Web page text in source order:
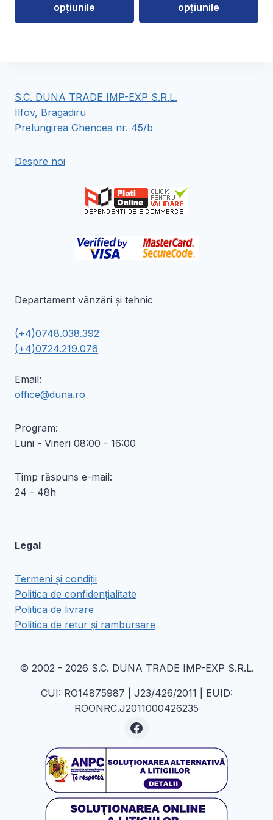
până
opțiunile
variații.
Opțiunile
pot
alese
opțiunile
variații.
pot
pagina
produsului.
S.C. DUNA TRADE IMP-EXP S.R.L.
Ilfov, Bragadiru
Prelungirea Ghencea nr. 45/b
Despre noi
Departament vânzări și tehnic
(+4)0748.038.392
(+4)0724.219.076
Email:
office@duna.ro
Program:
Luni - Vineri 08:00 - 16:00
Timp răspuns e-mail:
24 - 48h
Legal
Termeni și condiții
Politica de confidențialitate
Politica de livrare
Politica de retur și rambursare
© 2002 - 2026 S.C. DUNA TRADE IMP-EXP S.R.L.
CUI: RO14875987 | J23/426/2011 | EUID:
ROONRC.J2011000426235